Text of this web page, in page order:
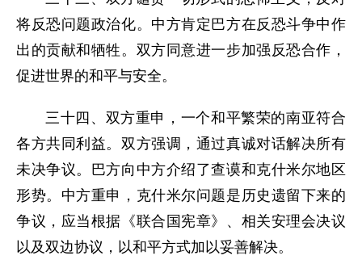
将反恐问题政治化。中方肯定巴方在反恐斗争中作
出的贡献和牺牲。双方同意进一步加强反恐合作，
促进世界的和平与安全。
三十四、双方重申，一个和平繁荣的南亚符合
各方共同利益。双方强调，通过真诚对话解决所有
未决争议。巴方向中方介绍了查谟和克什米尔地区
形势。中方重申，克什米尔问题是历史遗留下来的
争议，应当根据《联合国宪章》、相关安理会决议
以及双边协议，以和平方式加以妥善解决。